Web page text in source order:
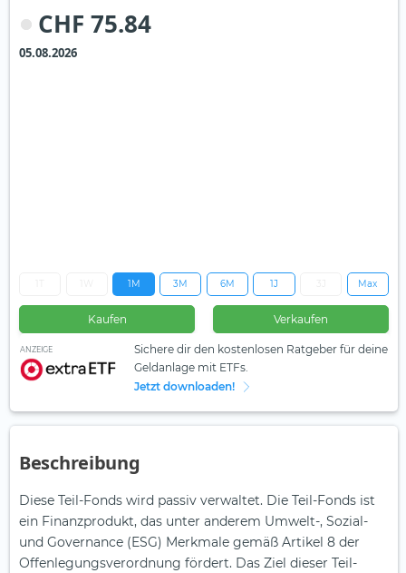
CHF 75.84
05.08.2026
1M 3M 6M 1J Max
Kaufen Verkaufen
ANZEIGE
Sichere dir den kostenlosen Ratgeber für deine
Geldanlage mit ETFs.
Jetzt downloaden!
Beschreibung
Diese Teil-Fonds wird passiv verwaltet. Die Teil-Fonds ist
ein Finanzprodukt, das unter anderem Umwelt-, Sozial-
und Governance (ESG) Merkmale gemäß Artikel 8 der
Offenlegungsverordnung fördert. Das Ziel dieser Teil-